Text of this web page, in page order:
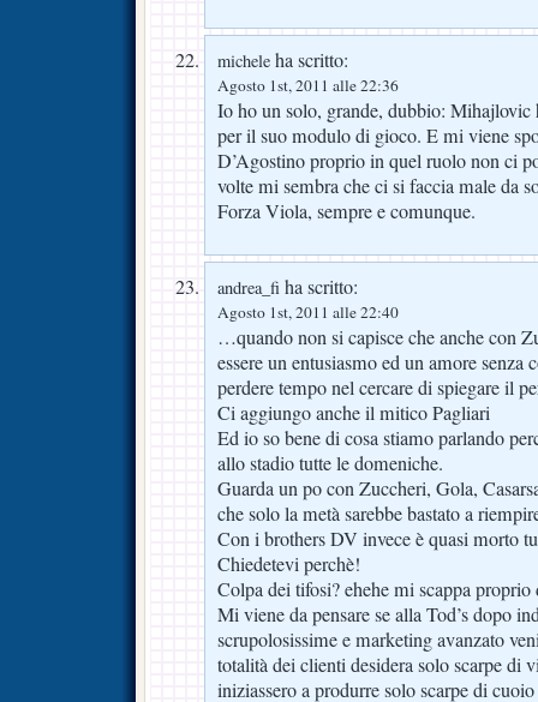
michele ha scritto:
Agosto 1st, 2011 alle 22:36
Io ho un solo, grande, dubbio: Mihajlovic
per il suo modulo di gioco. E mi viene
D’Agostino proprio in quel ruolo non ci
volte mi sembra che ci si faccia male da
Forza Viola, sempre e comunque.
andrea_fi ha scritto:
Agosto 1st, 2011 alle 22:40
…quando non si capisce che anche con
essere un entusiasmo ed un amore
perdere tempo nel cercare di spiegare il
Ci aggiungo anche il mitico Pagliari
Ed io so bene di cosa stiamo parlando
allo stadio tutte le domeniche.
Guarda un po con Zuccheri, Gola,
che solo la metà sarebbe bastato a
Con i brothers DV invece è quasi morto
Chiedetevi perchè!
Colpa dei tifosi? ehehe mi scappa
Mi viene da pensare se alla Tod’s dopo
scrupolosissime e marketing avanzato
totalità dei clienti desidera solo scarpe di
iniziassero a produrre solo scarpe di